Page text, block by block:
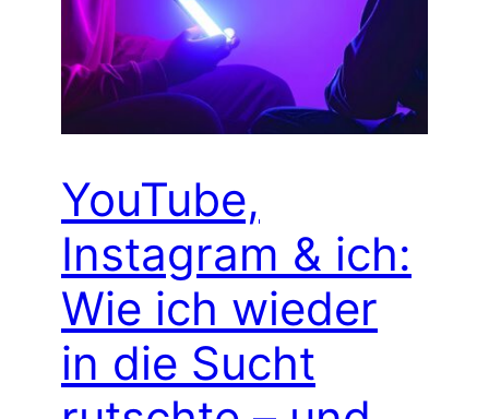
YouTube,
Instagram & ich:
Wie ich wieder
in die Sucht